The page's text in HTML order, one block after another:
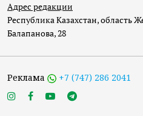
Адрес редакции
Республика Казахстан, область
Балапанова, 28
Реклама +7 (747) 286 2041